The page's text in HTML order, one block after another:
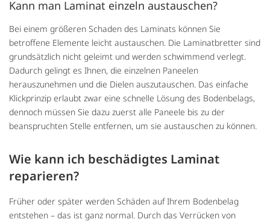
Kann man Laminat einzeln austauschen?
Bei einem größeren Schaden des Laminats können Sie
betroffene Elemente leicht austauschen. Die Laminatbretter sind
grundsätzlich nicht geleimt und werden schwimmend verlegt.
Dadurch gelingt es Ihnen, die einzelnen Paneelen
herauszunehmen und die Dielen auszutauschen. Das einfache
Klickprinzip erlaubt zwar eine schnelle Lösung des Bodenbelags,
dennoch müssen Sie dazu zuerst alle Paneele bis zu der
beanspruchten Stelle entfernen, um sie austauschen zu können.
Wie kann ich beschädigtes Laminat
reparieren?
Früher oder später werden Schäden auf Ihrem Bodenbelag
entstehen – das ist ganz normal. Durch das Verrücken von